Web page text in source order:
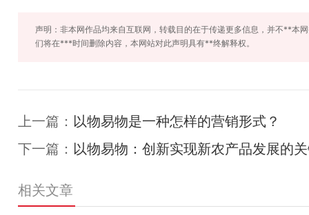
声明：非本网作品均来自互联网，转载目的在于传递更多信息，并不**本
们将在***时间删除内容，本网站对此声明具有**终解释权。
上一篇： 以物易物是一种怎样的营销形式？
下一篇： 以物易物：创新实现新农产品发展的
相关文章